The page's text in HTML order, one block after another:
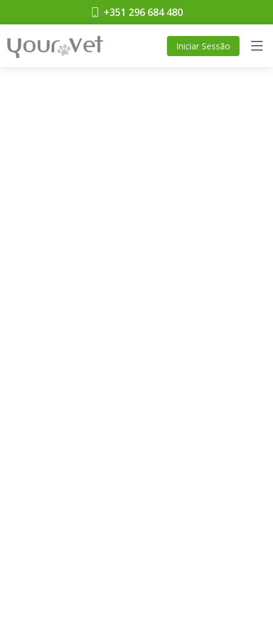
+351 296 684 480
Iniciar Sessão